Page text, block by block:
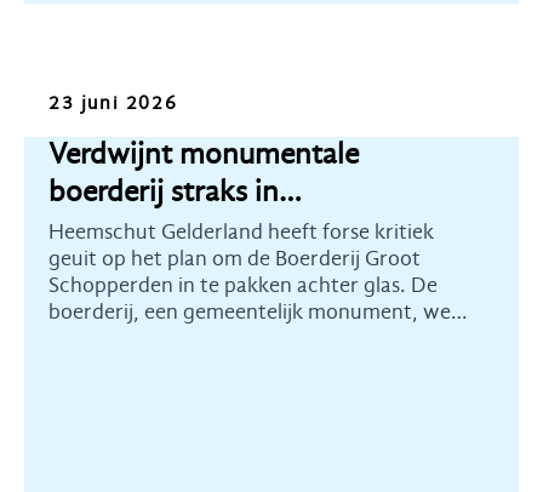
Nieuws
23 juni 2026
Verdwijnt monumentale
boerderij straks in
distributiecentrum?
Heemschut Gelderland heeft forse kritiek
geuit op het plan om de Boerderij Groot
Schopperden in te pakken achter glas. De
boerderij, een gemeentelijk monument, werd